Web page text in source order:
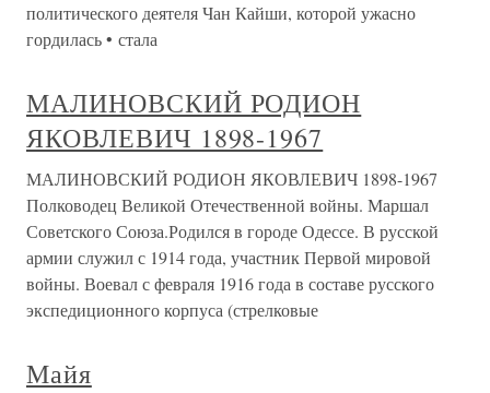
политического деятеля Чан Кайши, которой ужасно
гордилась • стала
МАЛИНОВСКИЙ РОДИОН
ЯКОВЛЕВИЧ 1898-1967
МАЛИНОВСКИЙ РОДИОН ЯКОВЛЕВИЧ 1898-1967
Полководец Великой Отечественной войны. Маршал
Советского Союза.Родился в городе Одессе. В русской
армии служил с 1914 года, участник Первой мировой
войны. Воевал с февраля 1916 года в составе русского
экспедиционного корпуса (стрелковые
Майя